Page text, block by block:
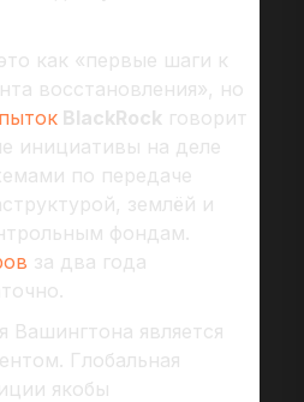
как «первые шаги к
восстановления», но
BlackRock говорит
инициативы на деле
по передаче
землёй и
фондам.
за два года
Вашингтона является
Глобальная
якобы